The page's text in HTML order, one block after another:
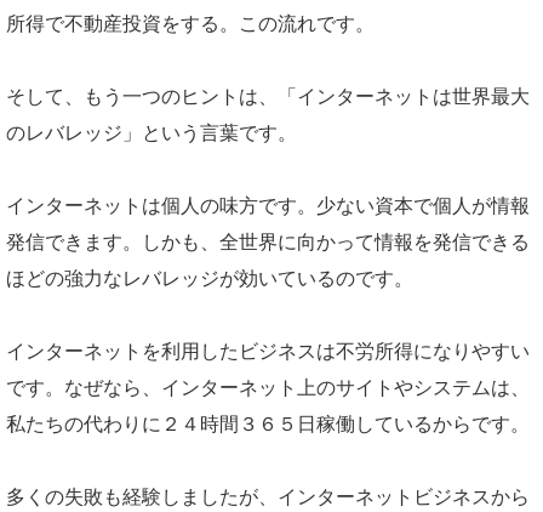
所得で不動産投資をする。この流れです。
そして、もう一つのヒントは、「インターネットは世界最大
のレバレッジ」という言葉です。
インターネットは個人の味方です。少ない資本で個人が情報
発信できます。しかも、全世界に向かって情報を発信できる
ほどの強力なレバレッジが効いているのです。
インターネットを利用したビジネスは不労所得になりやすい
です。なぜなら、インターネット上のサイトやシステムは、
私たちの代わりに２４時間３６５日稼働しているからです。
多くの失敗も経験しましたが、インターネットビジネスから